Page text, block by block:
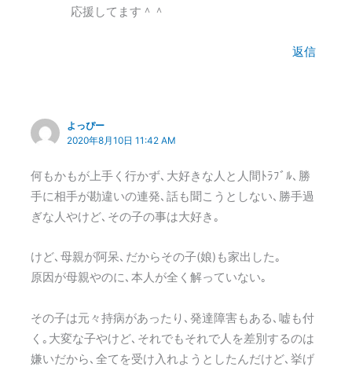
応援してます＾＾
返信
よっぴー
2020年8月10日 11:42 AM
何もかもが上手く行かず､大好きな人と人間ﾄﾗﾌﾞﾙ､勝
手に相手が勘違いの連発､話も聞こうとしない､勝手過
ぎな人やけど､その子の事は大好き｡
けど､母親が阿呆､だからその子(娘)も家出した｡
原因が母親やのに､本人が全く解っていない｡
その子は元々持病があったり､発達障害もある､嘘も付
く｡大変な子やけど､それでもそれで人を差別するのは
嫌いだから､全てを受け入れようとしたんだけど､挙げ